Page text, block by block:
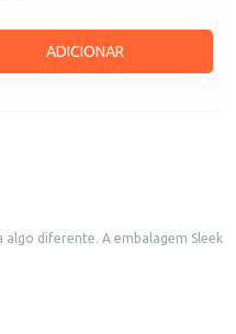
ADICIONAR